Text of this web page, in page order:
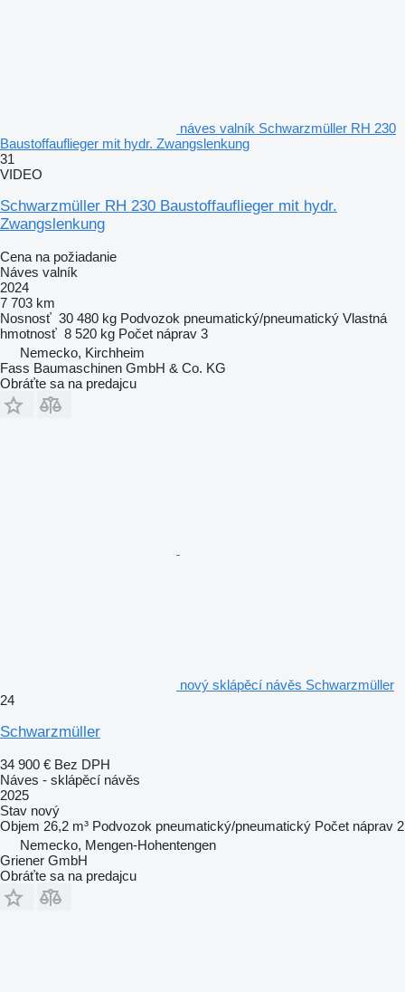
náves valník Schwarzmüller RH 230
Baustoffauflieger mit hydr. Zwangslenkung
31
VIDEO
Schwarzmüller RH 230 Baustoffauflieger mit hydr.
Zwangslenkung
Cena na požiadanie
Náves valník
2024
7 703 km
Nosnosť 30 480 kg Podvozok pneumatický/pneumatický Vlastná
hmotnosť 8 520 kg Počet náprav 3
Nemecko, Kirchheim
Fass Baumaschinen GmbH & Co. KG
Obráťte sa na predajcu
nový sklápěcí návěs Schwarzmüller
24
Schwarzmüller
34 900 € Bez DPH
Náves - sklápěcí návěs
2025
Stav nový
Objem 26,2 m³ Podvozok pneumatický/pneumatický Počet náprav 2
Nemecko, Mengen-Hohentengen
Griener GmbH
Obráťte sa na predajcu